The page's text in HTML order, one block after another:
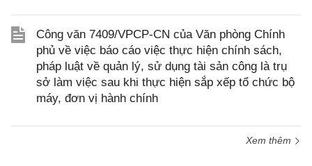
Công văn 7409/VPCP-CN của Văn phòng Chính
phủ về việc báo cáo việc thực hiện chính sách,
pháp luật về quản lý, sử dụng tài sản công là trụ
sở làm việc sau khi thực hiện sắp xếp tổ chức bộ
máy, đơn vị hành chính
Xem thêm